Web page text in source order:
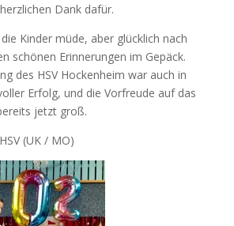
Dank dafür.
Kinder müde, aber glücklich nach
schönen Erinnerungen im Gepäck.
des HSV Hockenheim war auch in
Erfolg, und die Vorfreude auf das
jetzt groß.
(UK / MO)